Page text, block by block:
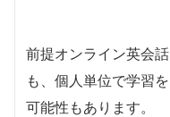
前提オンライン英会
も、個人単位で学習
可能性もあります。